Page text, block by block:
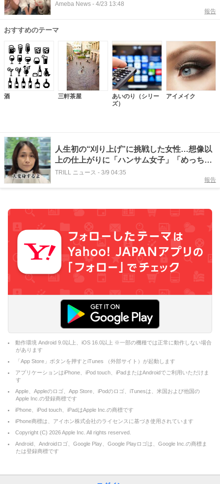
Ameba News - 4/23 13:48
報告
おすすめのテーマ
酒 三軒茶屋
あいのり（シリー
ズ）
アイメイク
人生初の“刈り上げ”に挑戦した女性…想像以
上の仕上がりに「ハンサム女子」「めっちゃ
素敵！」＜ビフォアフ体験談2選＞
TRILL ニュース - 3/9 04:35
報告
動作環境 Android 9.0以上、iOS 16.0以上 ※一部の機種では正常に動作しない場合
があります
「App Store」ボタンを押すとiTunes （外部サイト）が起動します
アプリケーションはiPhone、iPod touch、iPadまたはAndroidでご利用いただけま
す
Apple、Appleのロゴ、App Store、iPodのロゴ、iTunesは、米国および他国の
Apple Inc.の登録商標です
iPhone、iPod touch、iPadはApple Inc.の商標です
iPhone商標は、アイホン株式会社のライセンスに基づき使用されています
Copyright (C) 2026Apple Inc. All rights reserved.
Android、Androidロゴ、Google Play、Google Playロゴは、Google Inc.の商標ま
たは登録商標です